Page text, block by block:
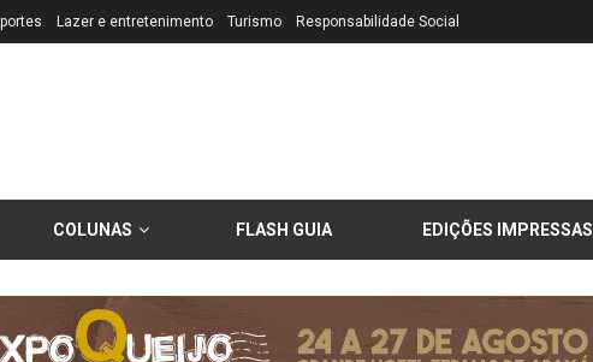
Lazer e entretenimento Turismo Responsabilidade Social
COLUNAS FLASH GUIA EDIÇÕES IMPRESSAS